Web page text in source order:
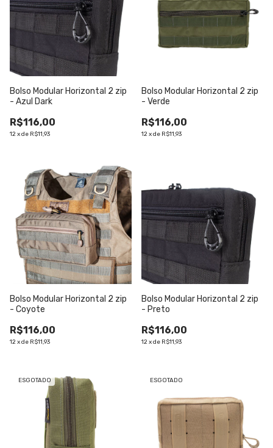
Bolso Modular Horizontal 2 zip
- Azul Dark
R$116,00
12xde R$11,93
Bolso Modular Horizontal 2 zip
- Verde
R$116,00
12xde R$11,93
Bolso Modular Horizontal 2 zip
- Coyote
R$116,00
12xde R$11,93
Bolso Modular Horizontal 2 zip
- Preto
R$116,00
12xde R$11,93
ESGOTADO ESGOTADO